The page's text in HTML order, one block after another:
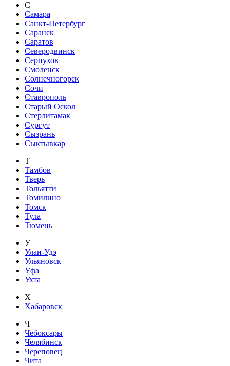
С
Самара
Санкт-Петербург
Саранск
Саратов
Северодвинск
Серпухов
Смоленск
Солнечногорск
Сочи
Ставрополь
Старый Оскол
Стерлитамак
Сургут
Сызрань
Сыктывкар
Т
Тамбов
Тверь
Тольятти
Томилино
Томск
Тула
Тюмень
У
Улан-Удэ
Ульяновск
Уфа
Ухта
Х
Хабаровск
Ч
Чебоксары
Челябинск
Череповец
Чита